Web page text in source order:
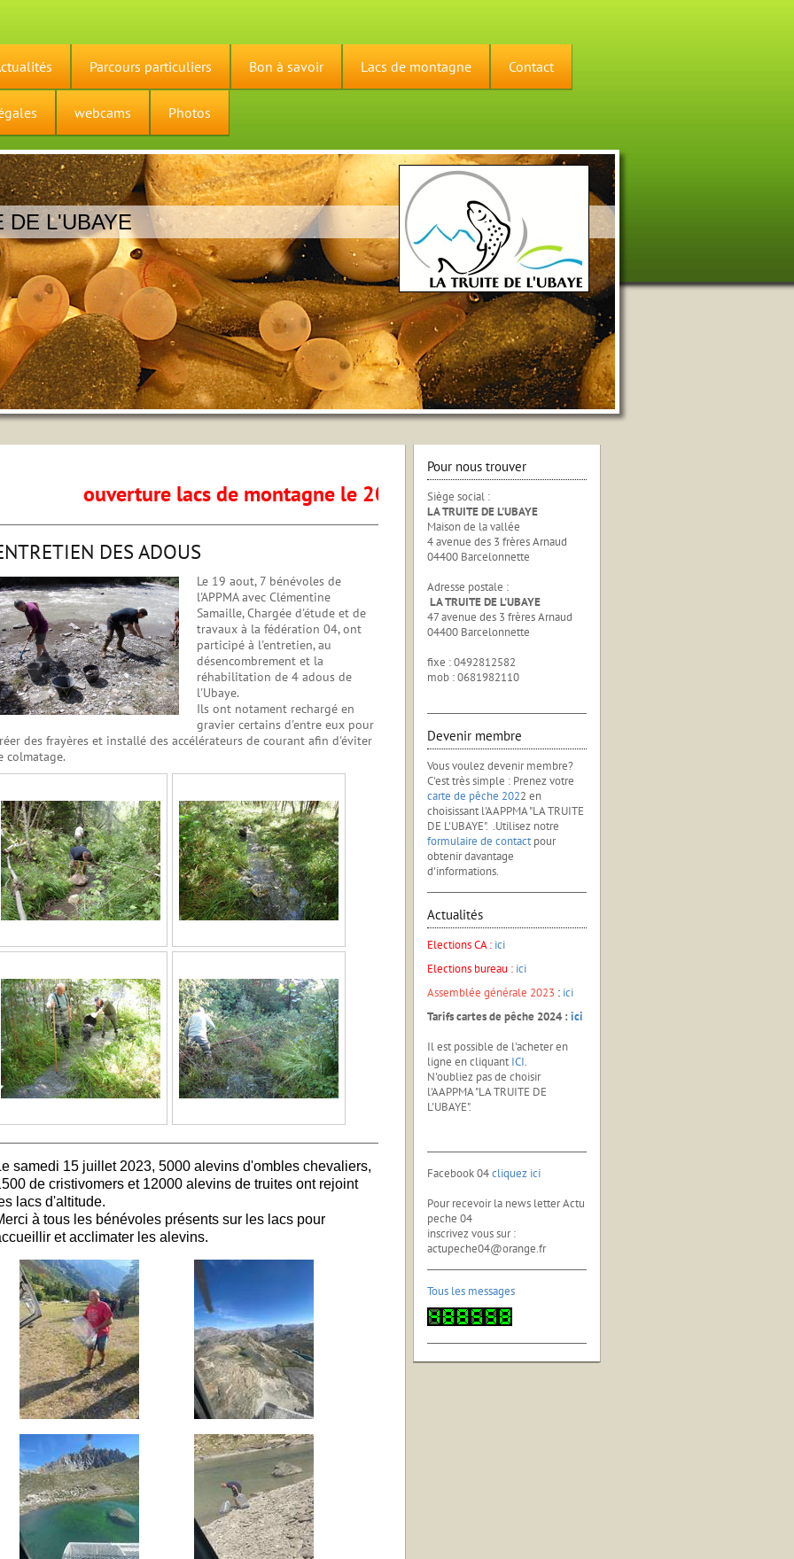
Parcours particuliers Bon à savoir Lacs de montagne Contact
webcams Photos
DE L'UBAYE
ouverture lacs de montagne le 20 juin
DES ADOUS
Le 19 aout, 7 bénévoles de
l'APPMA avec Clémentine
Samaille, Chargée d'étude et de
travaux à la fédération 04, ont
participé à l'entretien, au
désencombrement et la
réhabilitation de 4 adous de
l'Ubaye.
Ils ont notament rechargé en
gravier certains d'entre eux pour
des frayères et installé des accélérateurs de courant afin d'éviter
colmatage.
samedi 15 juillet 2023, 5000 alevins d'ombles chevaliers,
de cristivomers et 12000 alevins de truites ont rejoint
lacs d'altitude.
à tous les bénévoles présents sur les lacs pour
et acclimater les alevins.
Pour nous trouver
Siège social :
LA TRUITE DE L'UBAYE
Maison de la vallée
4 avenue des 3 frères Arnaud
04400 Barcelonnette
Adresse postale :
LA TRUITE DE L'UBAYE
47 avenue des 3 frères Arnaud
04400 Barcelonnette
fixe : 0492812582
mob : 0681982110
Devenir membre
Vous voulez devenir membre?
C'est très simple : Prenez votre
carte de pêche 2022 en
choisissant l'AAPPMA "LA TRUITE
DE L'UBAYE". .Utilisez notre
formulaire de contactpour
obtenir davantage
d'informations.
Actualités
Elections CA : ici
Elections bureau : ici
Assemblée générale 2023 : ici
Tarifs cartes de pêche 2024 :ici
Il est possible de l'acheter en
ligne en cliquant ICI.
N'oubliez pas de choisir
l'AAPPMA "LA TRUITE DE
L'UBAYE".
Facebook 04cliquez ici
Pour recevoir la news letter Actu
peche 04
inscrivez vous sur :
actupeche04@orange.fr
Tous les messages